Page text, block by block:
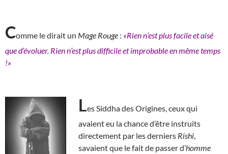
Comme le dirait un Mage Rouge : «Rien n’est plus facile et aisé
que d’évoluer. Rien n’est plus difficile et improbable en même temps
!»
Les Siddha des Origines, ceux qui
avaient eu la chance d’être instruits
directement par les derniers Rishi
savaient que le fait de passer d’homme